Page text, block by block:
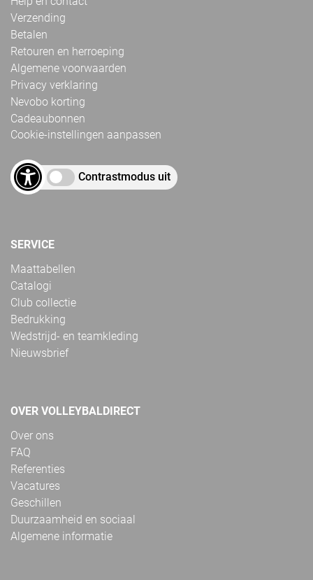
Verzending
Betalen
Retouren en herroeping
Algemene voorwaarden
Privacy verklaring
Nevobo korting
Cadeaubonnen
Cookie-instellingen aanpassen
Contrastmodus uit
SERVICE
Maattabellen
Catalogi
Club collectie
Bedrukking
Wedstrijd- en teamkleding
Nieuwsbrief
OVER VOLLEYBALDIRECT
Over ons
FAQ
Referenties
Vacatures
Geschillen
Duurzaamheid en sociaal
Algemene informatie